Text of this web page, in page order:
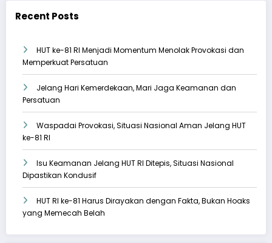
Recent Posts
HUT ke-81 RI Menjadi Momentum Menolak Provokasi dan
Memperkuat Persatuan
Jelang Hari Kemerdekaan, Mari Jaga Keamanan dan
Persatuan
Waspadai Provokasi, Situasi Nasional Aman Jelang HUT
ke-81 RI
Isu Keamanan Jelang HUT RI Ditepis, Situasi Nasional
Dipastikan Kondusif
HUT RI ke-81 Harus Dirayakan dengan Fakta, Bukan Hoaks
yang Memecah Belah